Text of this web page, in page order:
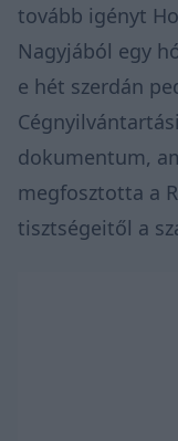
tovább igényt
Nagyjából egy
e hét szerdán
dokumentum,
megfosztotta a
tisztségeitől a